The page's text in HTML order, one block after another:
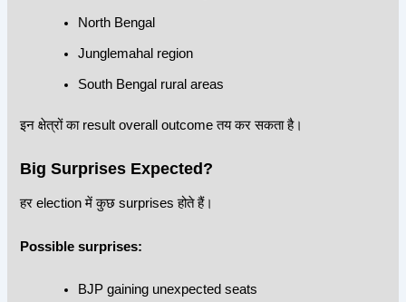
North Bengal
Junglemahal region
South Bengal rural areas
इन क्षेत्रों का result overall outcome तय कर सकता है।
Big Surprises Expected?
हर election में कुछ surprises होते हैं।
Possible surprises:
BJP gaining unexpected seats